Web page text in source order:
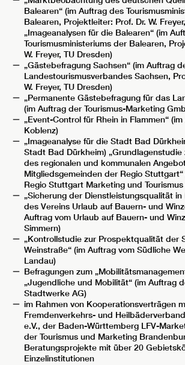
Balearen“ (im Auftrag des
Balearen, Projektleiter: Prof. Dr. W.
„Imageanalysen für die Balearen“ (im
Tourismusministeriums der Balearen,
W. Freyer, TU Dresden)
„Gästebefragung Sachsen“ (im Auftrag
Landestourismusverbandes Sachsen,
W. Freyer, TU Dresden)
„Permanente Gästebefragung für das
(im Auftrag der Tourismus-Marketing
„Event-Control für Rhein in Flammen“
Koblenz)
„Imageanalyse für die Stadt Bad
Stadt Bad Dürkheim) „Grundlagenstudie
des regionalen und kommunalen
Mitgliedsgemeinden der Regio
Regio Stuttgart Marketing und
„Sicherung der Dienstleistungsqualität
des Vereins Urlaub auf Bauern- und
Auftrag vom Urlaub auf Bauern- und
Simmern)
„Kontrollstudie zur Prospektqualität der
Weinstraße“ (im Auftrag vom Südliche
Landau)
Befragungen zum
„Jugendliche und Mobilität“ (im Auftrag
Stadtwerke AG)
im Rahmen von Kooperationsverträgen
Fremdenverkehrs- und
e.V., der Baden-Württemberg LFV-
der Tourismus und Marketing
Beratungsprojekte mit über 20
Einzelinstitutionen